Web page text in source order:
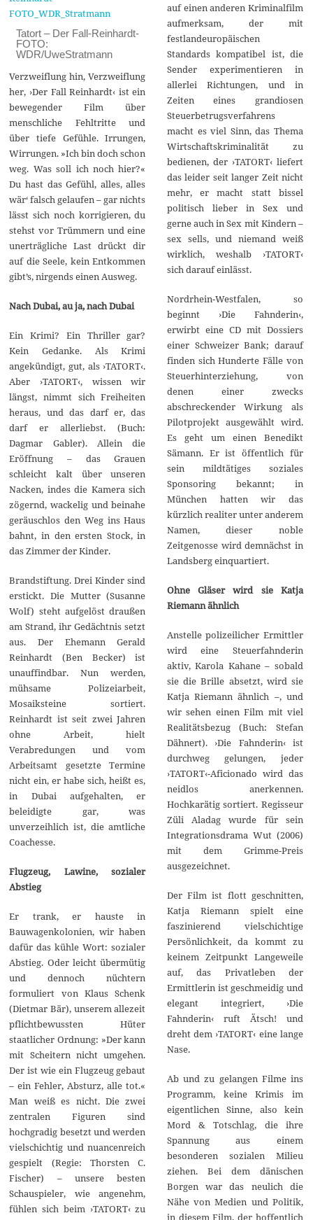
Tatort – Der Fall-Reinhardt-
FOTO:
WDR/UweStratmann
Verzweiflung hin, Verzweiflung
her, ›Der Fall Reinhardt‹ ist ein
bewegender Film über
menschliche Fehltritte und
über tiefe Gefühle. Irrungen,
Wirrungen. »Ich bin doch schon
weg. Was soll ich noch hier?«
Du hast das Gefühl, alles, alles
wär‘ falsch gelaufen – gar nichts
lässt sich noch korrigieren, du
stehst vor Trümmern und eine
unerträgliche Last drückt dir
auf die Seele, kein Entkommen
gibt’s, nirgends einen Ausweg.
Nach Dubai, au ja, nach Dubai
Ein Krimi? Ein Thriller gar?
Kein Gedanke. Als Krimi
angekündigt, gut, als ›TATORT‹.
Aber ›TATORT‹, wissen wir
längst, nimmt sich Freiheiten
heraus, und das darf er, das
darf er allerliebst. (Buch:
Dagmar Gabler). Allein die
Eröffnung – das Grauen
schleicht kalt über unseren
Nacken, indes die Kamera sich
zögernd, wackelig und beinahe
geräuschlos den Weg ins Haus
bahnt, in den ersten Stock, in
das Zimmer der Kinder.
Brandstiftung. Drei Kinder sind
erstickt. Die Mutter (Susanne
Wolf) steht aufgelöst draußen
am Strand, ihr Gedächtnis setzt
aus. Der Ehemann Gerald
Reinhardt (Ben Becker) ist
unauffindbar. Nun werden,
mühsame Polizeiarbeit,
Mosaiksteine sortiert.
Reinhardt ist seit zwei Jahren
ohne Arbeit, hielt
Verabredungen und vom
Arbeitsamt gesetzte Termine
nicht ein, er habe sich, heißt es,
in Dubai aufgehalten, er
beleidigte gar, was
unverzeihlich ist, die amtliche
Coachesse.
Flugzeug, Lawine, sozialer
Abstieg
Er trank, er hauste in
Bauwagenkolonien, wir haben
dafür das kühle Wort: sozialer
Abstieg. Oder leicht übermütig
und dennoch nüchtern
formuliert von Klaus Schenk
(Dietmar Bär), unserem allezeit
pflichtbewussten Hüter
staatlicher Ordnung: »Der kann
mit Scheitern nicht umgehen.
Der ist wie ein Flugzeug gebaut
– ein Fehler, Absturz, alle tot.«
Man weiß es nicht. Die zwei
zentralen Figuren sind
hochgradig besetzt und werden
vielschichtig und nuancenreich
gespielt (Regie: Thorsten C.
Fischer) – unsere besten
Schauspieler, wie angenehm,
fühlen sich beim ›TATORT‹ zu
auf einen anderen Kriminalfilm
aufmerksam, der mit
festlandeuropäischen
Standards kompatibel ist, die
Sender experimentieren in
allerlei Richtungen, und in
Zeiten eines grandiosen
Steuerbetrugsverfahrens
macht es viel Sinn, das Thema
Wirtschaftskriminalität zu
bedienen, der ›TATORT‹ liefert
das leider seit langer Zeit nicht
mehr, er macht statt bissel
politisch lieber in Sex und
gerne auch in Sex mit Kindern –
sex sells, und niemand weiß
wirklich, weshalb ›TATORT‹
sich darauf einlässt.
Nordrhein-Westfalen, so
beginnt ›Die Fahnderin‹,
erwirbt eine CD mit Dossiers
einer Schweizer Bank; darauf
finden sich Hunderte Fälle von
Steuerhinterziehung, von
denen einer zwecks
abschreckender Wirkung als
Pilotprojekt ausgewählt wird.
Es geht um einen Benedikt
Sämann. Er ist öffentlich für
sein mildtätiges soziales
Sponsoring bekannt; in
München hatten wir das
kürzlich realiter unter anderem
Namen, dieser noble
Zeitgenosse wird demnächst in
Landsberg einquartiert.
Ohne Gläser wird sie Katja
Riemann ähnlich
Anstelle polizeilicher Ermittler
wird eine Steuerfahnderin
aktiv, Karola Kahane – sobald
sie die Brille absetzt, wird sie
Katja Riemann ähnlich –, und
wir sehen einen Film mit viel
Realitätsbezug (Buch: Stefan
Dähnert). ›Die Fahnderin‹ ist
durchweg gelungen, jeder
›TATORT‹-Aficionado wird das
neidlos anerkennen.
Hochkarätig sortiert. Regisseur
Züli Aladag wurde für sein
Integrationsdrama Wut (2006)
mit dem Grimme-Preis
ausgezeichnet.
Der Film ist flott geschnitten,
Katja Riemann spielt eine
faszinierend vielschichtige
Persönlichkeit, da kommt zu
keinem Zeitpunkt Langeweile
auf, das Privatleben der
Ermittlerin ist geschmeidig und
elegant integriert, ›Die
Fahnderin‹ ruft Ätsch! und
dreht dem ›TATORT‹ eine lange
Nase.
Ab und zu gelangen Filme ins
Programm, keine Krimis im
eigentlichen Sinne, also kein
Mord & Totschlag, die ihre
Spannung aus einem
besonderen sozialen Milieu
ziehen. Bei dem dänischen
Borgen war das neulich die
Nähe von Medien und Politik,
in diesem Film, der hoffentlich